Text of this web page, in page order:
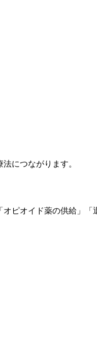
につながります。
ピオイド薬の供給」